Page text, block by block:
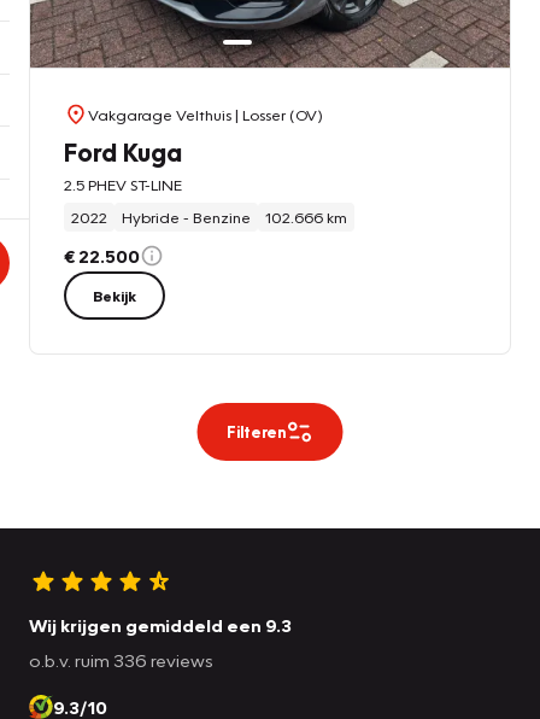
Vakgarage Velthuis| Losser (OV)
Ford Kuga
2.5 PHEV ST-LINE
2022
Hybride - Benzine 102.666 km
€ 22.500
Bekijk
Filteren
Wij krijgen gemiddeld een 9.3
o.b.v. ruim 336 reviews
9.3/10